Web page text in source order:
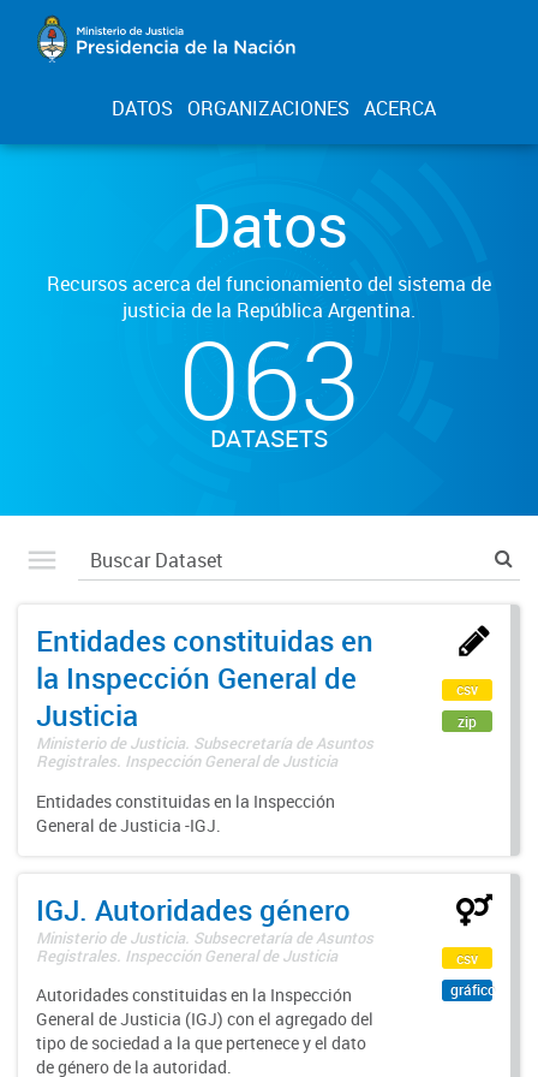
DATOS ORGANIZACIONES ACERCA
Datos
Recursos acerca del funcionamiento del sistema de
justicia de la República Argentina.
063
DATASETS
Entidades constituidas en
la Inspección General de
Justicia
Ministerio de Justicia. Subsecretaría de Asuntos
Registrales. Inspección General de Justicia
Entidades constituidas en la Inspección
General de Justicia -IGJ.
csv
zip
IGJ. Autoridades género
Ministerio de Justicia. Subsecretaría de Asuntos
Registrales. Inspección General de Justicia
Autoridades constituidas en la Inspección
General de Justicia (IGJ) con el agregado del
tipo de sociedad a la que pertenece y el dato
de género de la autoridad.
csv
gráfico